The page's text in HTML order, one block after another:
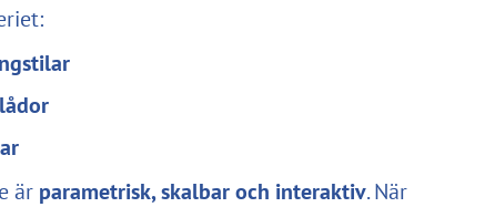
är parametrisk, skalbar och interaktiv. När